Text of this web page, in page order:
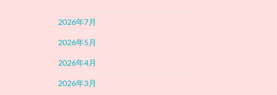
2026年7月
2026年5月
2026年4月
2026年3月